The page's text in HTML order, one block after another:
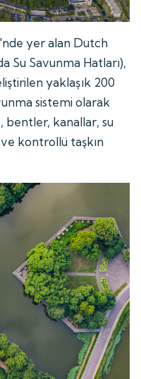
yer alan Dutch
Su Savunma Hatları),
yaklaşık 200
sistemi olarak
bentler, kanallar, su
kontrollü taşkın